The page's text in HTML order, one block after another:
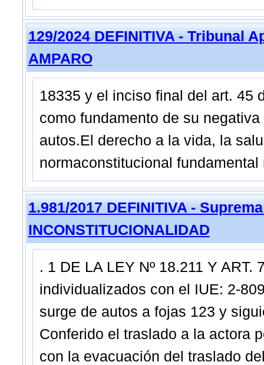
129/2024 DEFINITIVA - Tribunal
AMPARO
18335 y el inciso final del art. 45
como fundamento de su
autos.El derecho a la vida, la
normaconstitucional
1.981/2017 DEFINITIVA -
INCONSTITUCIONALIDAD
. 1 DE LA LEY Nº 18.211 Y ART.
individualizados con el IUE: 2-
surge de autos a fojas 123 y
Conferido el traslado a la actora
con la evacuación del traslado